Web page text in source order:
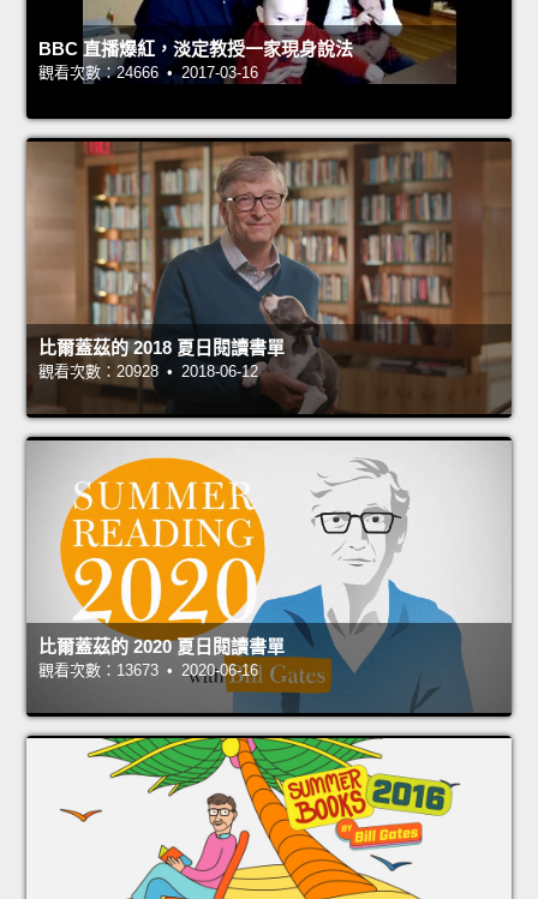
BBC 直播爆紅，淡定教授一家現身說法
觀看次數：24666 • 2017-03-16
比爾蓋茲的 2018 夏日閱讀書單
觀看次數：20928 • 2018-06-12
比爾蓋茲的 2020 夏日閱讀書單
觀看次數：13673 • 2020-06-16